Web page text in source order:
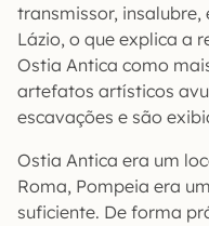
transmissor,
Lázio, o que explica a
Ostia Antica como
artefatos artísticos
escavações e são
Ostia Antica era um
Roma, Pompeia era
suficiente. De forma